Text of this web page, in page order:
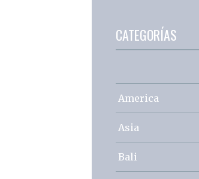
CATEGORÍAS
America
Asia
Bali